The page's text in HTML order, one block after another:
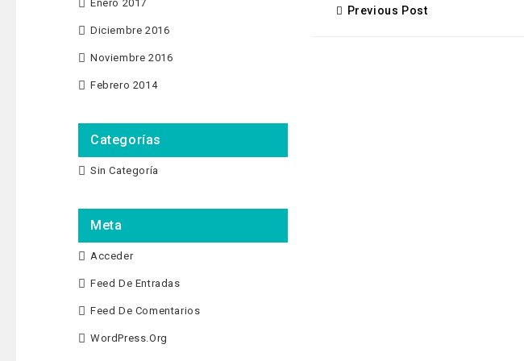
Previous Post
Enero 2017
Diciembre 2016
Noviembre 2016
Febrero 2014
Categorías
Sin Categoría
Meta
Acceder
Feed De Entradas
Feed De Comentarios
WordPress.org